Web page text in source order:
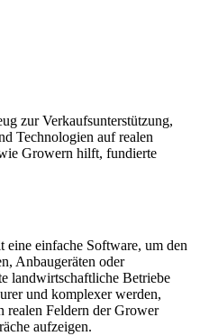
zur Verkaufsunterstützung,
Technologien auf realen
Growern hilft, fundierte
einfache Software, um den
Anbaugeräten oder
landwirtschaftliche Betriebe
und komplexer werden,
realen Feldern der Grower
aufzeigen.